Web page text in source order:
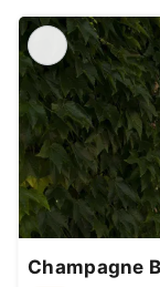
Champagne